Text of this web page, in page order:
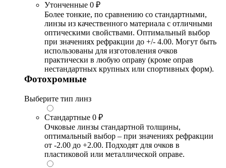
Утонченные 0 ₽
Более тонкие, по сравнению со стандартными,
линзы из качественного материала с отличными
оптическими свойствами. Оптимальный выбор
при значениях рефракции до +/- 4.00. Могут быть
использованы для изготовления очков
практически в любую оправу (кроме оправ
нестандартных крупных или спортивных форм).
Фотохромные
Выберите тип линз
Стандартные 0 ₽
Очковые линзы стандартной толщины,
оптимальный выбор – при значениях рефракции
от -2.00 до +2.00. Подходят для очков в
пластиковой или металлической оправе.